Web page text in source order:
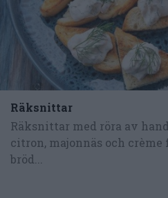
Räksnittar
Räksnittar med röra av
citron, majonnäs och
bröd...